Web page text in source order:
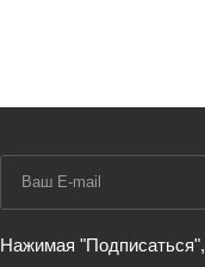
Нажимая "Подписаться",